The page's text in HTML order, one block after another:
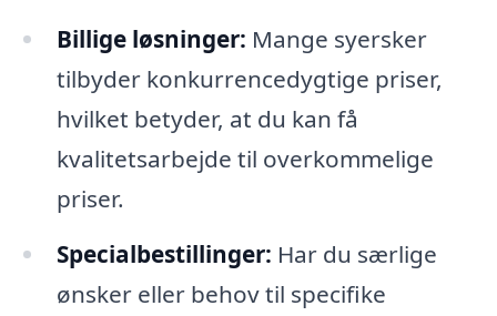
Billige løsninger: Mange syersker
tilbyder konkurrencedygtige priser,
hvilket betyder, at du kan få
kvalitetsarbejde til overkommelige
priser.
Specialbestillinger: Har du særlige
ønsker eller behov til specifike